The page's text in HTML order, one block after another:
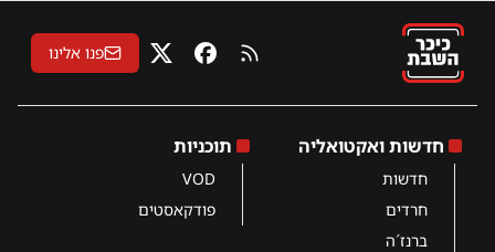
RSS פייסבוקX פנו אלינו
חדשות ואקטואליה
חדשות
חרדים
ברנז´ה
תוכניות
VOD
פודקאסטים